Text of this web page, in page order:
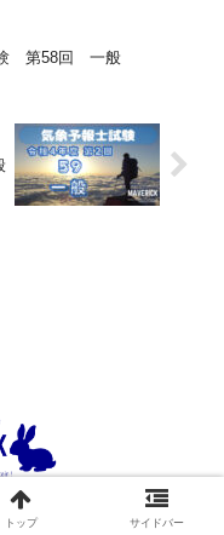
第58回 一般
と空 All Rights Reserved.
トップ サイドバー